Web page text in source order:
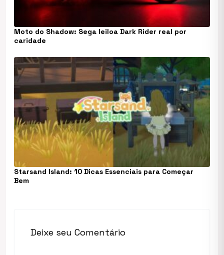
Moto do Shadow: Sega leiloa Dark Rider real por
caridade
Starsand Island: 10 Dicas Essenciais para Começar
Bem
Deixe seu Comentário